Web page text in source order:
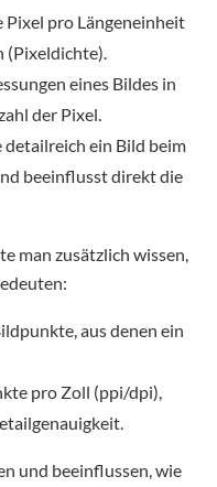
Pixel pro Längeneinheit
(Pixeldichte).
eines Bildes in
der Pixel.
detailreich ein Bild beim
beeinflusst direkt die
man zusätzlich wissen,
aus denen ein
pro Zoll (ppi/dpi),
und beeinflussen, wie